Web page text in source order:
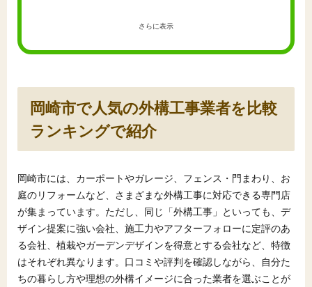
さらに表示
岡崎市で人気の外構工事業者を比較
ランキングで紹介
岡崎市には、カーポートやガレージ、フェンス・門まわり、お
庭のリフォームなど、さまざまな外構工事に対応できる専門店
が集まっています。ただし、同じ「外構工事」といっても、デ
ザイン提案に強い会社、施工力やアフターフォローに定評のあ
る会社、植栽やガーデンデザインを得意とする会社など、特徴
はそれぞれ異なります。口コミや評判を確認しながら、自分た
ちの暮らし方や理想の外構イメージに合った業者を選ぶことが